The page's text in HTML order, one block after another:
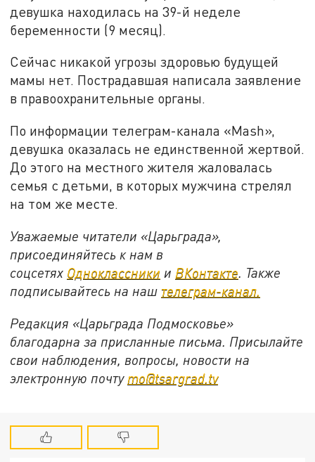
девушка находилась на 39-й неделе
беременности (9 месяц).
Сейчас никакой угрозы здоровью будущей
мамы нет. Пострадавшая написала заявление
в правоохранительные органы.
По информации телеграм-канала «Mash»,
девушка оказалась не единственной жертвой.
До этого на местного жителя жаловалась
семья с детьми, в которых мужчина стрелял
на том же месте.
Уважаемые читатели «Царьграда»,
присоединяйтесь к нам в
соцсетях Одноклассники и ВКонтакте. Также
подписывайтесь на наш телеграм-канал.
Редакция «Царьграда Подмосковье»
благодарна за присланные письма. Присылайте
свои наблюдения, вопросы, новости на
электронную почту mo@tsargrad.tv